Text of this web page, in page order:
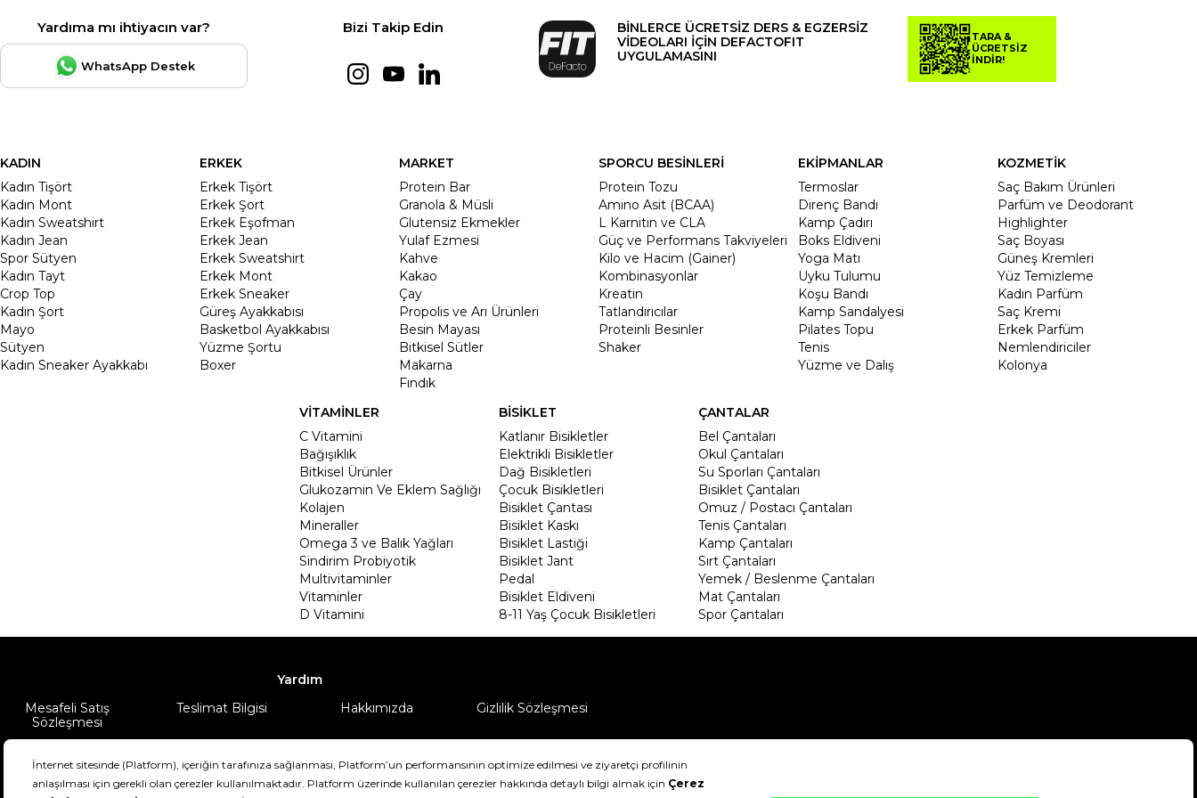
Yardıma mı ihtiyacın var?
WhatsApp Destek
Bizi Takip Edin
BİNLERCE ÜCRETSİZ DERS & EGZERSİZ
VİDEOLARI İÇİN DEFACTOFIT
UYGULAMASINI
TARA &
ÜCRETSİZ
İNDİR!
KADIN
Kadın Tişört
Kadın Mont
Kadın Sweatshirt
Kadın Jean
Spor Sütyen
Kadın Tayt
Crop Top
Kadin Şort
Mayo
Sütyen
Kadın Sneaker Ayakkabı
ERKEK
Erkek Tişört
Erkek Şort
Erkek Eşofman
Erkek Jean
Erkek Sweatshirt
Erkek Mont
Erkek Sneaker
Güreş Ayakkabısı
Basketbol Ayakkabısı
Yüzme Şortu
Boxer
MARKET
Protein Bar
Granola & Müsli
Glutensiz Ekmekler
Yulaf Ezmesi
Kahve
Kakao
Çay
Propolis ve Arı Ürünleri
Besin Mayası
Bitkisel Sütler
Makarna
Fındık
SPORCU BESİNLERİ
Protein Tozu
Amino Asit (BCAA)
L Karnitin ve CLA
Güç ve Performans Takviyeleri
Kilo ve Hacim (Gainer)
Kombinasyonlar
Kreatin
Tatlandırıcılar
Proteinli Besinler
Shaker
EKİPMANLAR
Termoslar
Direnç Bandı
Kamp Çadırı
Boks Eldiveni
Yoga Matı
Uyku Tulumu
Koşu Bandı
Kamp Sandalyesi
Pilates Topu
Tenis
Yüzme ve Dalış
KOZMETİK
Saç Bakım Ürünleri
Parfüm ve Deodorant
Highlighter
Saç Boyası
Güneş Kremleri
Yüz Temizleme
Kadın Parfüm
Saç Kremi
Erkek Parfüm
Nemlendiriciler
Kolonya
VİTAMİNLER
C Vitamini
Bağışıklık
Bitkisel Ürünler
Glukozamin Ve Eklem Sağlığı
Kolajen
Mineraller
Omega 3 ve Balık Yağları
Sindirim Probiyotik
Multivitaminler
Vitaminler
D Vitamini
BİSİKLET
Katlanır Bisikletler
Elektrikli Bisikletler
Dağ Bisikletleri
Çocuk Bisikletleri
Bisiklet Çantası
Bisiklet Kaskı
Bisiklet Lastiği
Bisiklet Jant
Pedal
Bisiklet Eldiveni
8-11 Yaş Çocuk Bisikletleri
ÇANTALAR
Bel Çantaları
Okul Çantaları
Su Sporları Çantaları
Bisiklet Çantaları
Omuz / Postacı Çantaları
Tenis Çantaları
Kamp Çantaları
Sırt Çantaları
Yemek / Beslenme Çantaları
Mat Çantaları
Spor Çantaları
Yardım
Mesafeli Satış
Sözleşmesi
Teslimat Bilgisi Hakkımızda Gizlilik Sözleşmesi